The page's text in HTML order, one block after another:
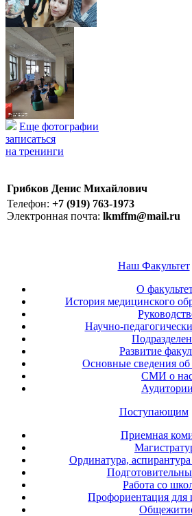
Еще фотографии
записаться
на тренинги
Грибков Денис Михайлович
Телефон: +7 (919) 763-1973
Электронная почта: lkmffm@mail.ru
Наш Факультет
О
История медицинского
Научно-
Развитие
Основные сведения об
СМИ о
Аудитории
Поступающим
Приемная
Ординатура,
Работа со
Профориентация для